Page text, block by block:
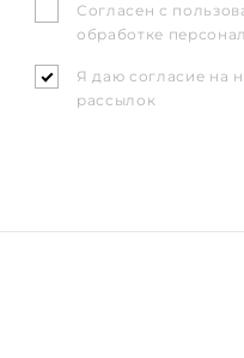
Согласен с
обработке
Я даю согласие на
рассылок